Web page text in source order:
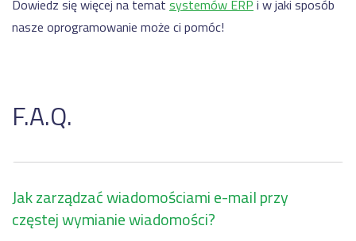
Dowiedz się więcej na temat systemów ERP i w jaki sposób
nasze oprogramowanie może ci pomóc!
F.A.Q.
Jak zarządzać wiadomościami e-mail przy
częstej wymianie wiadomości?